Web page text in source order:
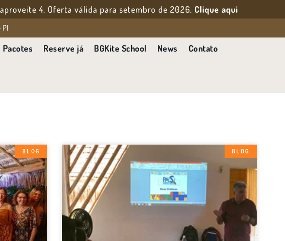
4. Oferta válida para setembro de 2026. Clique aqui
PI
Pacotes Reserve já BGKite School News Contato
BLOG BLOG